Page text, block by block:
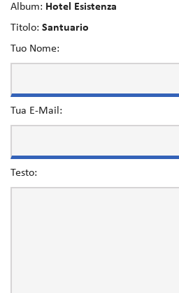
Album: Hotel Esistenza
Titolo: Santuario
Tuo Nome:
Tua E-Mail:
Testo: